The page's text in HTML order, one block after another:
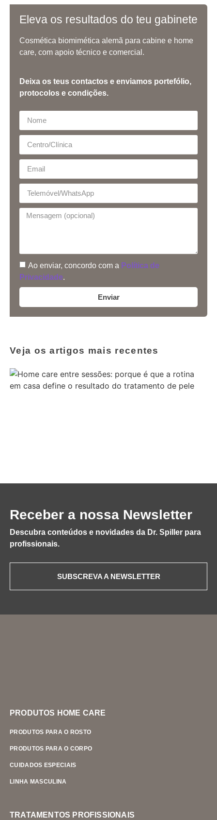
Eleva os resultados do teu gabinete
Cosmética biomimética alemã para cabine e home
care, com apoio técnico e comercial.
Deixa os teus contactos e enviamos portefólio,
protocolos e condições.
Ao enviar, concordo com a Política de
Privacidade.
Enviar
Veja os artigos mais recentes
Receber a nossa Newsletter
Descubra conteúdos e novidades da Dr. Spiller para
profissionais.
SUBSCREVA A NEWSLETTER
PRODUTOS HOME CARE
PRODUTOS PARA O ROSTO
PRODUTOS PARA O CORPO
CUIDADOS ESPECIAIS
LINHA MASCULINA
TRATAMENTOS PROFISSIONAIS